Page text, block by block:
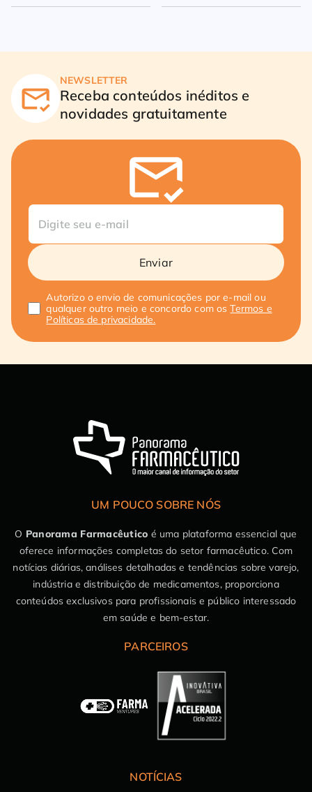
NEWSLETTER
Receba conteúdos inéditos e
novidades gratuitamente
Enviar
Autorizo o envio de comunicações por e-mail ou
qualquer outro meio e concordo com osTermos e
Políticas de privacidade.
UM POUCO SOBRE NÓS
O Panorama Farmacêutico é uma plataforma essencial que
oferece informações completas do setor farmacêutico. Com
notícias diárias, análises detalhadas e tendências sobre varejo,
indústria e distribuição de medicamentos, proporciona
conteúdos exclusivos para profissionais e público interessado
em saúde e bem-estar.
PARCEIROS
NOTÍCIAS